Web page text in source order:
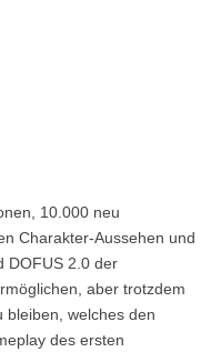
10.000 neu
Charakter-Aussehen und
DOFUS 2.0 der
aber trotzdem
bleiben, welches den
des ersten